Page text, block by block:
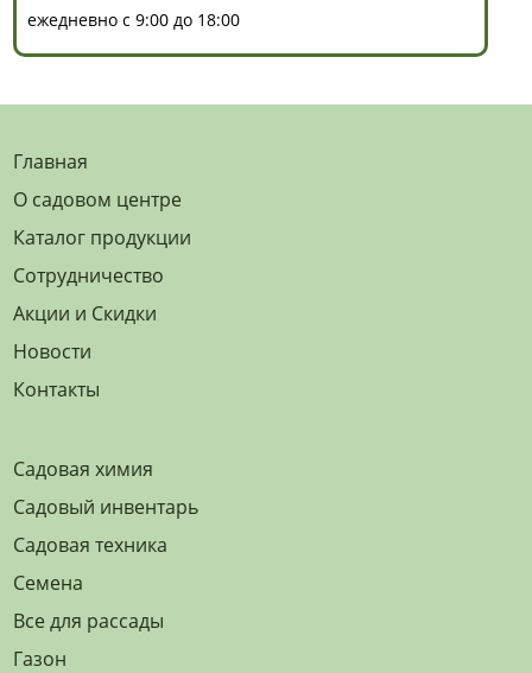
ежедневно с 9:00 до 18:00
Главная
О садовом центре
Каталог продукции
Сотрудничество
Акции и Скидки
Новости
Контакты
Садовая химия
Садовый инвентарь
Садовая техника
Семена
Все для рассады
Газон